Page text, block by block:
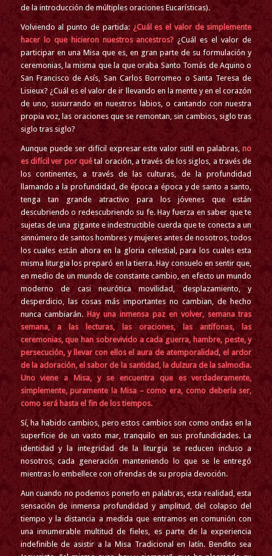
de la introducción de múltiples oraciones Eucarísticas).
Volviendo al punto de partida: ¿Cuál es el valor de simplemente
hacer lo que hicieron nuestros ancestros? ¿Cuál es el valor de
participar en una Misa que es, en gran parte de su formulación y
ceremonias, la misma que la que oraba Santo Tomás de Aquino o
San Francisco de Asís, San Carlos Borromeo o Santa Teresa de
Lisieux? ¿Cuál es el valor de ir llevando en la mente y en el corazón
de uno, susurrando en nuestros labios, o cantando con nuestra
propia voz, las oraciones que se remontan, sin cambios, siglo tras
siglo tras siglo?
Aunque puede ser difícil expresar este valor sutil en palabras,no
es difícil ver por qué tal oración, a través de los siglos, a través de
los continentes, a través de las culturas, de la profundidad
llamando a la profundidad, de época a época y de santo a santo,
tenga tan grande atractivo para los jóvenes que están
descubriendo o redescubriendo su fe. Hay fuerza en saber que te
sujetas de una gigante e indestructible cuerda que te conecta a un
sinnúmero de santos hombres y mujeres antes de nosotros, todos
los cuales están ahora en la gloria celestial, para los cuales esta
misma liturgia los preparó en la tierra. Hay consuelo en sentir que,
en medio de un mundo de constante cambio, en efecto un mundo
moderno de casi neurótica movilidad, desplazamiento, y
desperdicio, las cosas más importantes no cambian, de hecho
nunca cambiarán. Hay una inmensa paz en volver, semana tras
semana, a las lecturas, las oraciones, las antífonas, las
ceremonias, que han sobrevivido a cada guerra, hambre, peste, y
persecución, y llevar con ellos el aura de atemporalidad, el ardor
de la adoración, el sabor de la santidad, la dulzura de la salmodia.
Uno viene a Misa, y se encuentra que es verdaderamente,
simplemente, puramente la Misa – como era, como debería ser,
como será hasta el fin de los tiempos.
Sí, ha habido cambios, pero estos cambios son como ondas en la
superficie de un vasto mar, tranquilo en sus profundidades. La
identidad y la integridad de la liturgia se reducen incluso a
nosotros, cada generación manteniendo lo que se le entregó
mientras lo embellece con ofrendas de su propia devoción.
Aun cuando no podemos ponerlo en palabras, esta realidad, esta
sensación de inmensa profundidad y amplitud, del colapso del
tiempo y la distancia a medida que entramos en comunión con
una innumerable multitud de fieles, es parte de la experiencia
indefinible de asistir a la Misa Tradicional en latín. Bendito sea